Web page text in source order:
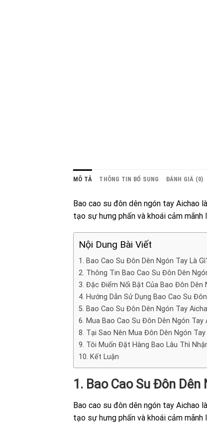
MÔ TẢ THÔNG TIN BỔ SUNG ĐÁNH GIÁ (0)
Bao cao su đôn dên ngón tay Aichao
tạo sự hưng phấn và khoái cảm
Nội Dung Bài Viết
1. Bao Cao Su Đôn Dên Ngón Tay Là
2. Thông Tin Bao Cao Su Đôn Dên
3. Đặc Điểm Nổi Bật Của Bao Đôn Dên
4. Hướng Dẫn Sử Dụng Bao Cao Su
5. Bao Cao Su Đôn Dên Ngón Tay
6. Mua Bao Cao Su Đôn Dên Ngón Tay
8. Tại Sao Nên Mua Đôn Dên Ngón
9. Tôi Muốn Đặt Hàng Bao Lâu Thì
10. Kết Luận
1. Bao Cao Su Đôn Dên
Bao cao su đôn dên ngón tay Aichao
tạo sự hưng phấn và khoái cảm